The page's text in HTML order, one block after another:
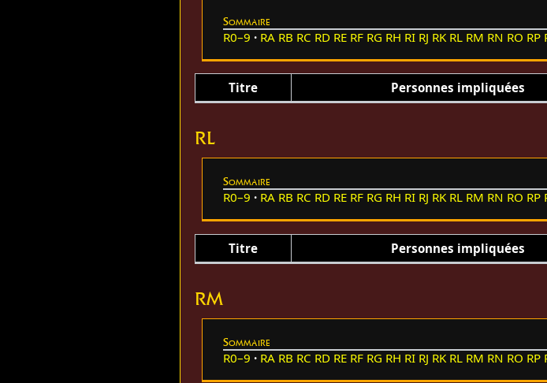
Sommaire
R0–9 RA RB RC RD RE RF RG RH RI RJ RK RL RM RN RO RP
Titre Personnes impliquées
RL
Sommaire
R0–9 RA RB RC RD RE RF RG RH RI RJ RK RL RM RN RO RP
Titre Personnes impliquées
RM
Sommaire
R0–9 RA RB RC RD RE RF RG RH RI RJ RK RL RM RN RO RP